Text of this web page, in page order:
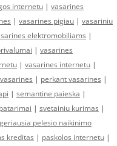
internetu | vasarines
| vasarines pigiau | vasariniu
elektromobiliams |
| vasarines
| vasarines internetu |
| perkant vasarines |
| semantine paieska |
| svetainiu kurimas |
geriausia pelesio naikinimo
kreditas | paskolos internetu |